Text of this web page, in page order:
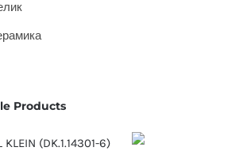
Products
KLEIN (DK.1.14301-6)